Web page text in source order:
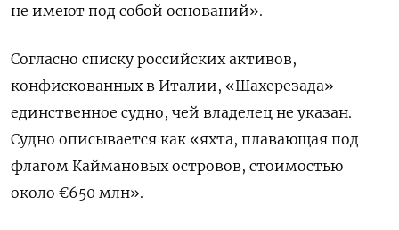
не имеют под собой оснований».
Согласно списку российских активов,
конфискованных в Италии, «Шахерезада» —
единственное судно, чей владелец не указан.
Судно описывается как «яхта, плавающая под
флагом Каймановых островов, стоимостью
около €650 млн».